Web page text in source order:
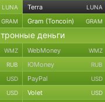
LUNA Terra LUNA
GRAM Gram (Toncoin) GRAM
деньги
WMZ WebMoney WMZ
RUB ЮMoney RUB
USD PayPal USD
USD Volet USD